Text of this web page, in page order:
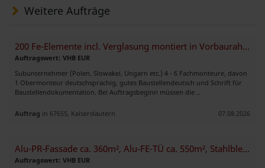
Weitere Aufträge
200 Fe-Elemente incl. Verglasung montiert in Vorbaurahmen
Auftragswert: VHB EUR
Subunternehmer (Polen, Slowakei, Ungarn etc.) 4 - 6 Fachmonteure, davon
1 Obermonteur deutschsprachig, gutes Baustellendeutsch und Schrift für
Baustellendokumentation. Bei Auftragsbeginn müssen die ..
Auftrag in 67655, Kaiserslautern 07.08.2026
Alu-PR-Fassade ca. 360m², Alu-FE-TÜ ca. 550m², Stahlblech-Fass. 900m²
Auftragswert: VHB EUR